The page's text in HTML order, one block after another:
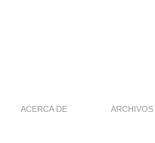
ACERCA DE ARCHIVOS